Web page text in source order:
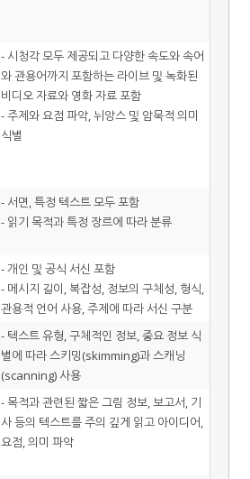
- 시청각 모두 제공되고 다양한 속도와 속어
와 관용어까지 포함하는 라이브 및 녹화된
비디오 자료와 영화 자료 포함
- 주제와 요점 파악, 뉘앙스 및 암묵적 의미
식별
- 서면, 특정 텍스트 모두 포함
- 읽기 목적과 특정 장르에 따라 분류
- 개인 및 공식 서신 포함
- 메시지 길이, 복잡성, 정보의 구체성, 형식,
관용적 언어 사용, 주제에 따라 서신 구분
- 텍스트 유형, 구체적인 정보, 중요 정보 식
별에 따라 스키밍(skimming)과 스캐닝
(scanning) 사용
- 목적과 관련된 짧은 그림 정보, 보고서, 기
사 등의 텍스트를 주의 깊게 읽고 아이디어,
요점, 의미 파악